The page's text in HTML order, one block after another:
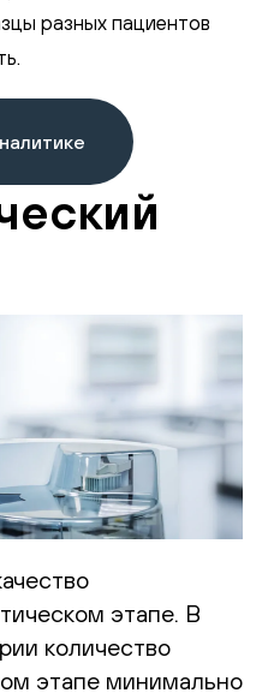
разных пациентов
этапе. В
количество
этапе минимально